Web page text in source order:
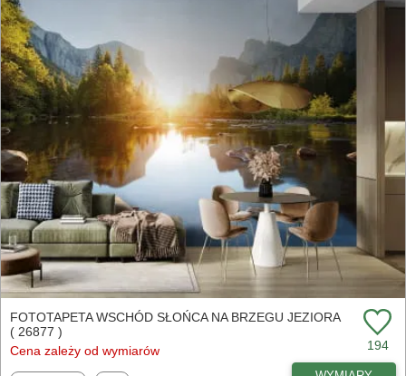
FOTOTAPETA WSCHÓD SŁOŃCA NA BRZEGU JEZIORA
( 26877 )
Cena zależy od wymiarów
194